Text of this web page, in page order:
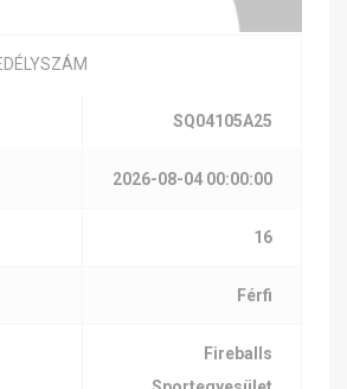
SQ04105A25
2026-08-04 00:00:00
16
Férfi
Fireballs